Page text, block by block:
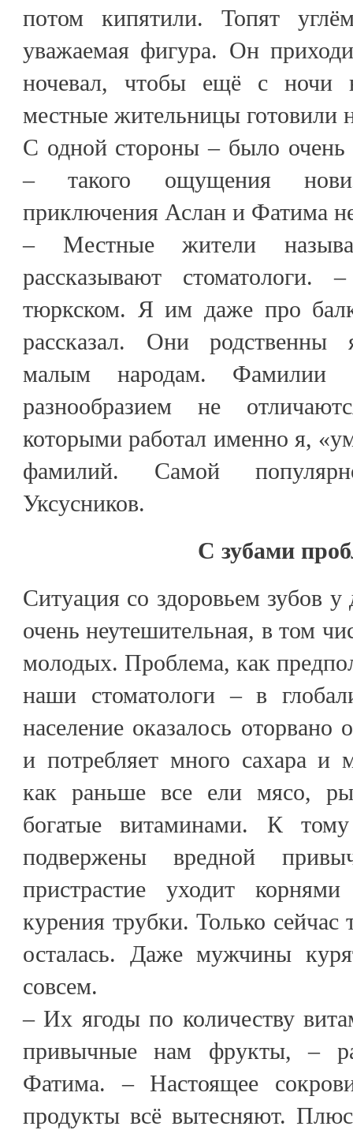
потом кипятили. Топят
уважаемая фигура. Он
ночевал, чтобы ещё с ночи
местные жительницы готовили
С одной стороны – было
– такого ощущения
приключения Аслан и Фатима
– Местные жители
рассказывают стоматологи.
тюркском. Я им даже про
рассказал. Они родственны
малым народам. Фамилии
разнообразием не
которыми работал именно я,
фамилий. Самой
Уксусников.
С зубами
Ситуация со здоровьем зубов у
очень неутешительная, в том
молодых. Проблема, как
наши стоматологи – в
население оказалось оторвано
и потребляет много сахара и
как раньше все ели мясо,
богатые витаминами. К
подвержены вредной
пристрастие уходит
курения трубки. Только сейчас
осталась. Даже мужчины
совсем.
– Их ягоды по количеству
привычные нам фрукты, –
Фатима. – Настоящее
продукты всё вытесняют.